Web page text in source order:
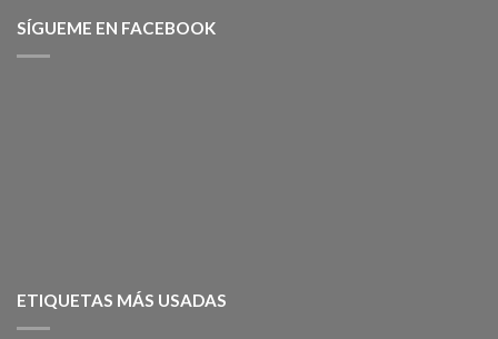
SÍGUEME EN FACEBOOK
ETIQUETAS MÁS USADAS